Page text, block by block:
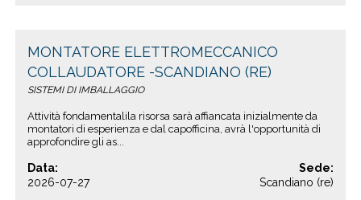
MONTATORE ELETTROMECCANICO
COLLAUDATORE -SCANDIANO (RE)
SISTEMI DI IMBALLAGGIO
Attività fondamentalila risorsa sarà affiancata inizialmente da
montatori di esperienza e dal capofficina, avrà l'opportunità di
approfondire gli as...
Data:
2026-07-27
Sede:
Scandiano (re)